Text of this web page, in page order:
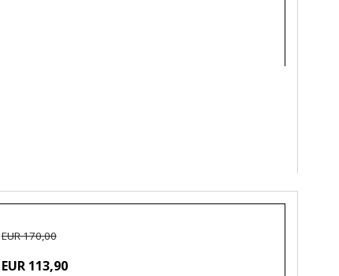
EUR 170,00
EUR 113,90